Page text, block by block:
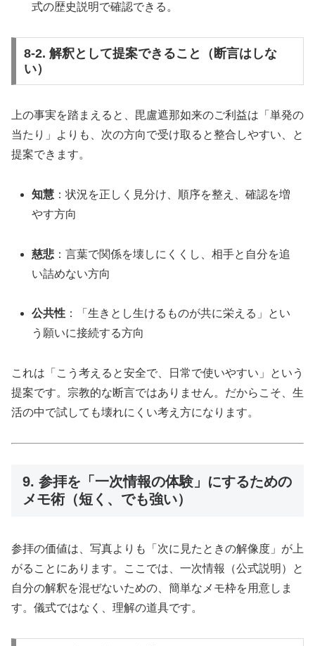
式の歴史説明で確認できる。
8-2. 解釈として提案できること（断言はしな
い）
上の事実を踏まえると、毘盧遮那如来のご利益は「単発の
当たり」よりも、次の方向で受け取ると整合しやすい、と
提案できます。
知慧 ：状況を正しく見分け、順序を整え、確認を増
やす方向
慈悲 ：言葉で関係を壊しにくくし、相手と自分を追
い詰めない方向
公共性 ：「生きとし生けるものが共に栄える」とい
う願いに接続する方向
これは「こう考えると安全で、日常で使いやすい」という
提案です。宗教的な断言ではありません。だからこそ、生
活の中で試しても壊れにくい考え方になります。
9. 参拝を「一次情報の体験」にするための
メモ術（短く、でも強い）
参拝の価値は、写真よりも「次に見たときの解像度」が上
がることにあります。ここでは、一次情報（公式説明）と
自分の解釈を混ぜないための、簡単なメモ枠を用意しま
す。儀式ではなく、理解の道具です。